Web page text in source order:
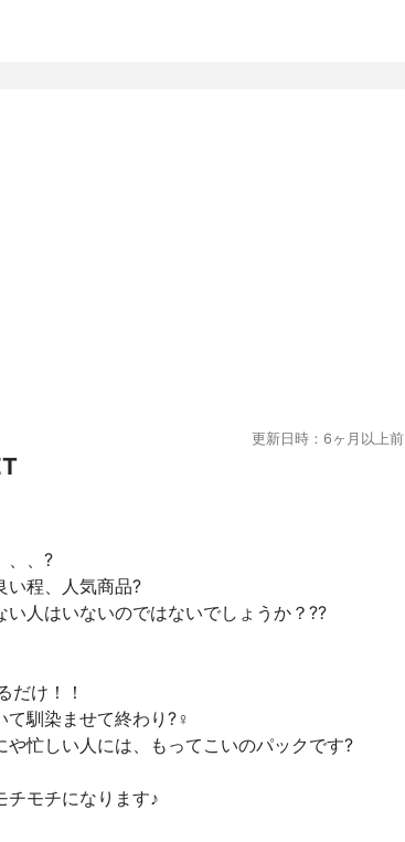
更新日時：6ヶ月以上前
、、?
い程、人気商品?
人はいないのではないでしょうか？??
だけ！！
て馴染ませて終わり?‍♀️
忙しい人には、もってこいのパックです?
チモチになります♪